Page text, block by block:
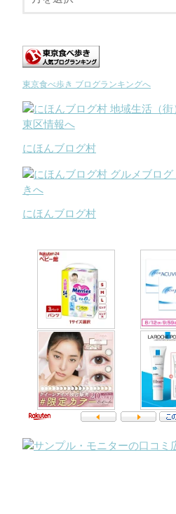
東京食べ歩き ブログランキングへ
にほんブログ村
にほんブログ村